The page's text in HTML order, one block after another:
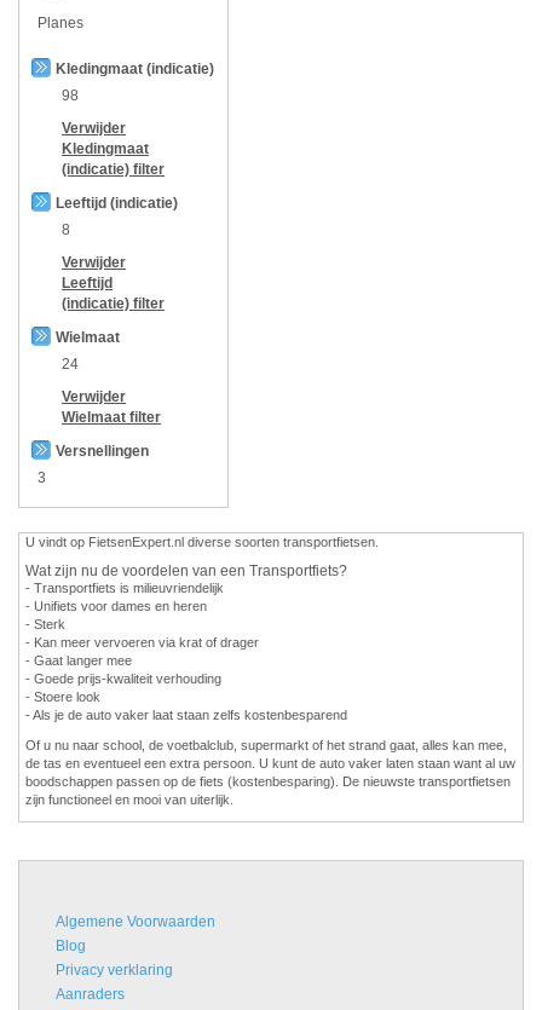
Planes
Kledingmaat (indicatie)
98
Verwijder
Kledingmaat
(indicatie) filter
Leeftijd (indicatie)
8
Verwijder
Leeftijd
(indicatie) filter
Wielmaat
24
Verwijder
Wielmaat filter
Versnellingen
3
U vindt op FietsenExpert.nl diverse soorten transportfietsen.
Wat zijn nu de voordelen van een Transportfiets?
- Transportfiets is milieuvriendelijk
- Unifiets voor dames en heren
- Sterk
- Kan meer vervoeren via krat of drager
- Gaat langer mee
- Goede prijs-kwaliteit verhouding
- Stoere look
- Als je de auto vaker laat staan zelfs kostenbesparend
Of u nu naar school, de voetbalclub, supermarkt of het strand gaat, alles kan mee,
de tas en eventueel een extra persoon. U kunt de auto vaker laten staan want al uw
boodschappen passen op de fiets (kostenbesparing). De nieuwste transportfietsen
zijn functioneel en mooi van uiterlijk.
Algemene Voorwaarden
Blog
Privacy verklaring
Aanraders